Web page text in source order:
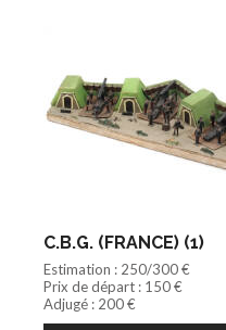
Action Figure
Peluche
Disque
Playmobil/Lego
Barbie/Big Jim
Jouets Fast Food
Trading cards
C.B.G. (FRANCE) (1)
Estimation : 250/300 €
Prix de départ : 150 €
Adjugé : 200 €